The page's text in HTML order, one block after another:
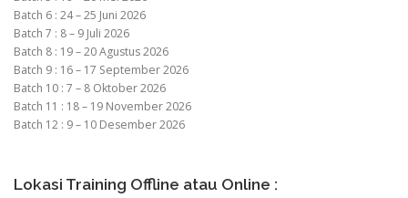
Batch 6 : 24 – 25 Juni 2026
Batch 7 : 8 – 9 Juli 2026
Batch 8 : 19 – 20 Agustus 2026
Batch 9 : 16 – 17 September 2026
Batch 10 : 7 – 8 Oktober 2026
Batch 11 : 18 – 19 November 2026
Batch 12 : 9 – 10 Desember 2026
Lokasi Training Offline atau Online :